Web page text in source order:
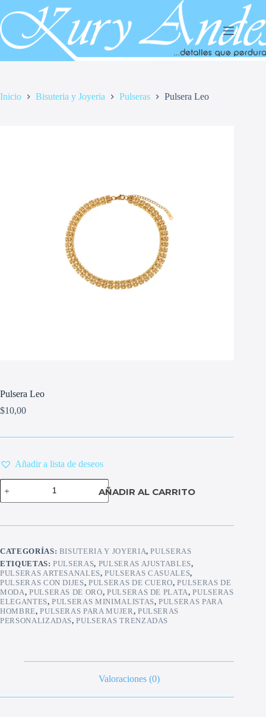
al
contenido
Inicio Bisuteria y Joyeria Pulseras Pulsera Leo
Pulsera Leo
$10,00
Añadir a lista de deseos
Pulsera
Leo
cantidad
AÑADIR AL CARRITO
CATEGORÍAS: BISUTERIA Y JOYERIA,PULSERAS
ETIQUETAS:PULSERAS, PULSERAS AJUSTABLES,
PULSERAS ARTESANALES,PULSERAS CASUALES,
PULSERAS CON DIJES,PULSERAS DE CUERO,PULSERAS DE
MODA, PULSERAS DE ORO, PULSERAS DE PLATA,PULSERAS
ELEGANTES,PULSERAS MINIMALISTAS,PULSERAS PARA
HOMBRE,PULSERAS PARA MUJER, PULSERAS
PERSONALIZADAS,PULSERAS TRENZADAS
Valoraciones (0)